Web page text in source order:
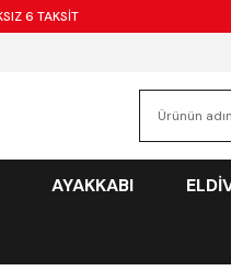
6 TAKSİT
AYAKKABI